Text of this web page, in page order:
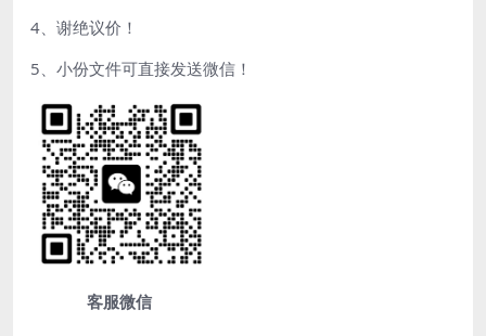
4、谢绝议价！
5、小份文件可直接发送微信！
客服微信